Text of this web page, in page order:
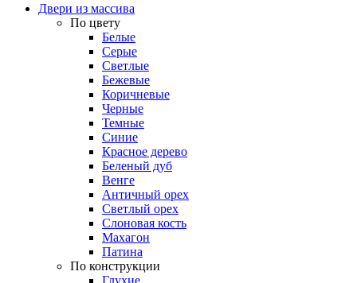
Двери из массива
По цвету
Белые
Серые
Светлые
Бежевые
Коричневые
Черные
Темные
Синие
Красное дерево
Беленый дуб
Венге
Античный орех
Светлый орех
Слоновая кость
Махагон
Патина
По конструкции
Глухие